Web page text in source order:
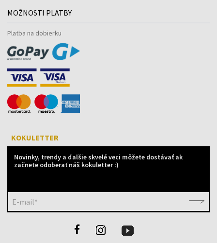
MOŽNOSTI PLATBY
Platba na dobierku
KOKULETTER
Novinky, trendy a ďalšie skvelé veci môžete dostávať ak
začnete odoberať náš kokuletter :)
E-mail*